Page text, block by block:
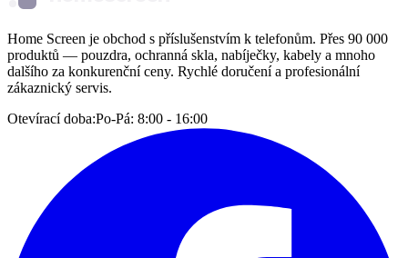
Home Screen je obchod s příslušenstvím k telefonům. Přes 90 000
produktů — pouzdra, ochranná skla, nabíječky, kabely a mnoho
dalšího za konkurenční ceny. Rychlé doručení a profesionální
zákaznický servis.
Otevírací doba:Po-Pá: 8:00 - 16:00